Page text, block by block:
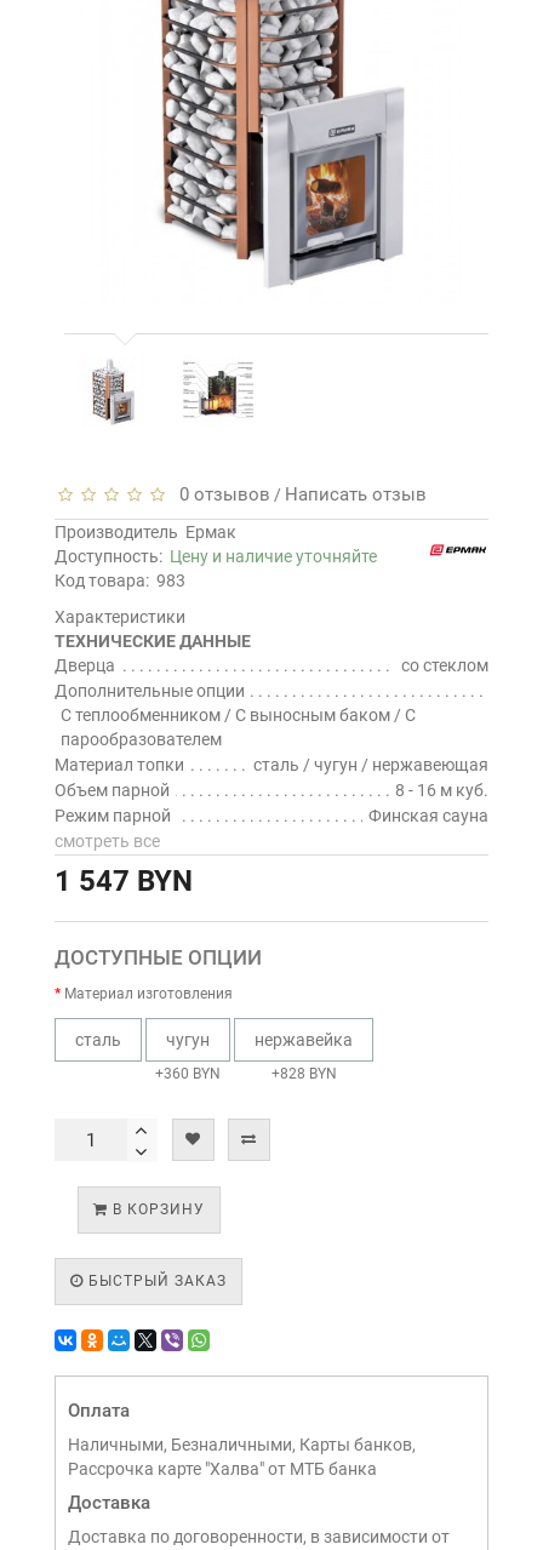
0 отзывов / Написать отзыв
Производитель Ермак
Доступность: Цену и наличие уточняйте
Код товара: 983
Характеристики
ТЕХНИЧЕСКИЕ ДАННЫЕ
Дверца
со стеклом
Дополнительные опции
С теплообменником / С выносным баком / С
парообразователем
Материал топки
сталь / чугун / нержавеющая
Объем парной
8 - 16 м куб.
Режим парной
Финская сауна
смотреть все
1 547 BYN
ДОСТУПНЫЕ ОПЦИИ
Материал изготовления
сталь чугун
+360 BYN
нержавейка
+828 BYN
В КОРЗИНУ
БЫСТРЫЙ ЗАКАЗ
Оплата
Наличными, Безналичными, Карты банков,
Рассрочка карте "Халва" от МТБ банка
Доставка
Доставка по договоренности, в зависимости от